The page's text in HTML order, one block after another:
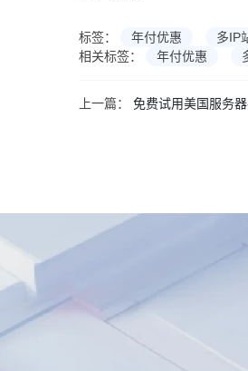
标签： 年付优惠 多IP
相关标签：
年付优惠
上一篇： 免费试用美国服务